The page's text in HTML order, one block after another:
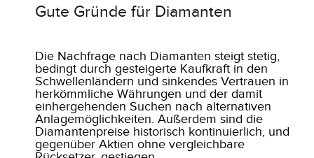
Gute Gründe für Diamanten
Die Nachfrage nach Diamanten steigt stetig,
bedingt durch gesteigerte Kaufkraft in den
Schwellenländern und sinkendes Vertrauen in
herkömmliche Währungen und der damit
einhergehenden Suchen nach alternativen
Anlagemöglichkeiten. Außerdem sind die
Diamantenpreise historisch kontinuierlich, und
gegenüber Aktien ohne vergleichbare